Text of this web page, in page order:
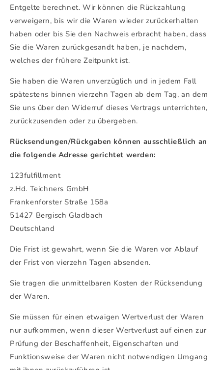
Entgelte berechnet. Wir können die Rückzahlung
verweigern, bis wir die Waren wieder zurückerhalten
haben oder bis Sie den Nachweis erbracht haben, dass
Sie die Waren zurückgesandt haben, je nachdem,
welches der frühere Zeitpunkt ist.
Sie haben die Waren unverzüglich und in jedem Fall
spätestens binnen vierzehn Tagen ab dem Tag, an dem
Sie uns über den Widerruf dieses Vertrags unterrichten,
zurückzusenden oder zu übergeben.
Rücksendungen/Rückgaben können ausschließlich an
die folgende Adresse gerichtet werden:
123fulfillment
z.Hd. Teichners GmbH
Frankenforster Straße 158a
51427 Bergisch Gladbach
Deutschland
Die Frist ist gewahrt, wenn Sie die Waren vor Ablauf
der Frist von vierzehn Tagen absenden.
Sie tragen die unmittelbaren Kosten der Rücksendung
der Waren.
Sie müssen für einen etwaigen Wertverlust der Waren
nur aufkommen, wenn dieser Wertverlust auf einen zur
Prüfung der Beschaffenheit, Eigenschaften und
Funktionsweise der Waren nicht notwendigen Umgang